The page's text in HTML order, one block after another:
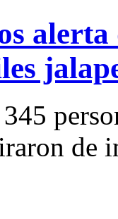
alerta
de